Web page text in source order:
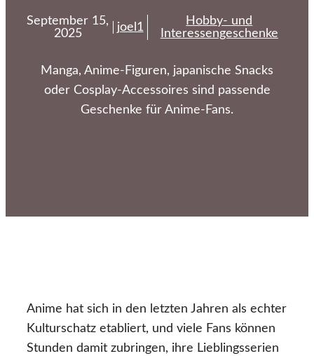
September 15,
2025
joel1
Hobby- und
Interessengeschenke
Manga, Anime-Figuren, japanische Snacks
oder Cosplay-Accessoires sind passende
Geschenke für Anime-Fans.
Anime hat sich in den letzten Jahren als echter
Kulturschatz etabliert, und viele Fans können
Stunden damit zubringen, ihre Lieblingsserien